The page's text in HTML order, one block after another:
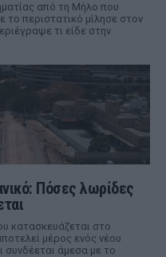
από τη Μήλο που
το περιστατικό μίλησε στον
τι είδε στην
Πόσες λωρίδες
κατασκευάζεται στο
μέρος ενός νέου
συνδέεται άμεσα με το